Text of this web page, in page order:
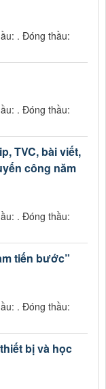
. Đóng thầu:
. Đóng thầu:
TVC, bài viết,
công năm
. Đóng thầu:
tiến bước”
. Đóng thầu:
bị và học